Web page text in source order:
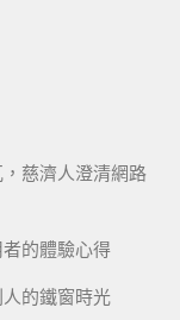
慈濟人澄清網路
者的體驗心得
的鐵窗時光